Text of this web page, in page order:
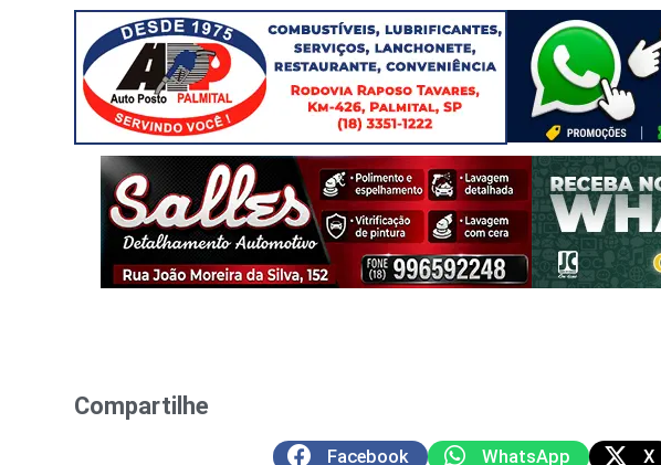
Compartilhe
Facebook WhatsApp X